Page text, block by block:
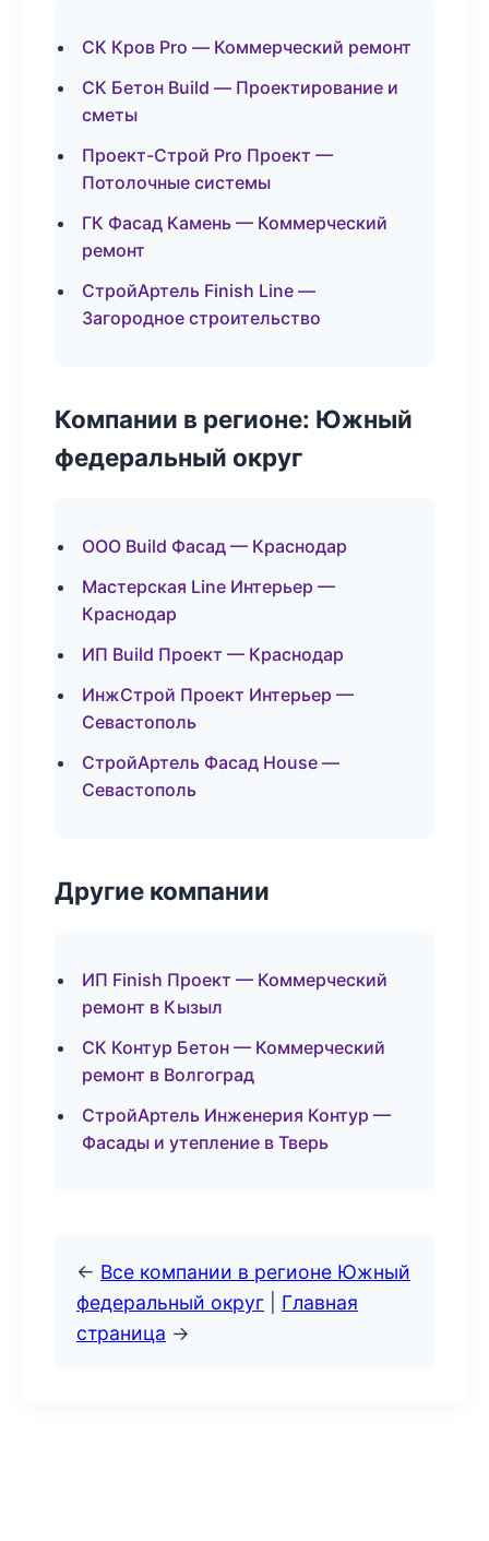
СК Кров Pro — Коммерческий ремонт
СК Бетон Build — Проектирование и
сметы
Проект-Строй Pro Проект —
Потолочные системы
ГК Фасад Камень — Коммерческий
ремонт
СтройАртель Finish Line —
Загородное строительство
Компании в регионе: Южный
федеральный округ
ООО Build Фасад — Краснодар
Мастерская Line Интерьер —
Краснодар
ИП Build Проект — Краснодар
ИнжСтрой Проект Интерьер —
Севастополь
СтройАртель Фасад House —
Севастополь
Другие компании
ИП Finish Проект — Коммерческий
ремонт в Кызыл
СК Контур Бетон — Коммерческий
ремонт в Волгоград
СтройАртель Инженерия Контур —
Фасады и утепление в Тверь
← Все компании в регионе Южный
федеральный округ
Главная
страница →